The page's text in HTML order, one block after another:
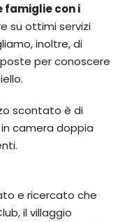
famiglie con i
su ottimi servizi
inoltre, di
per conoscere
scontato è di
camera doppia
e ricercato che
il villaggio